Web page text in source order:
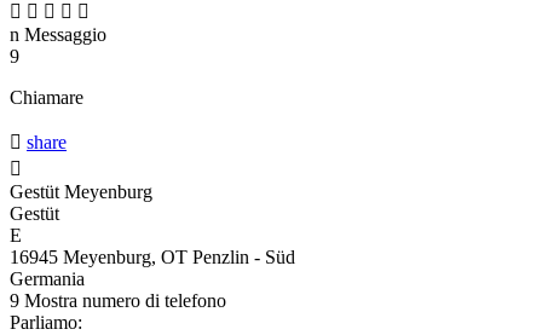
    
n Messaggio
9
Chiamare
 share

Gestüt Meyenburg
Gestüt
E
16945 Meyenburg, OT Penzlin - Süd
Germania
9 Mostra numero di telefono
Parliamo: